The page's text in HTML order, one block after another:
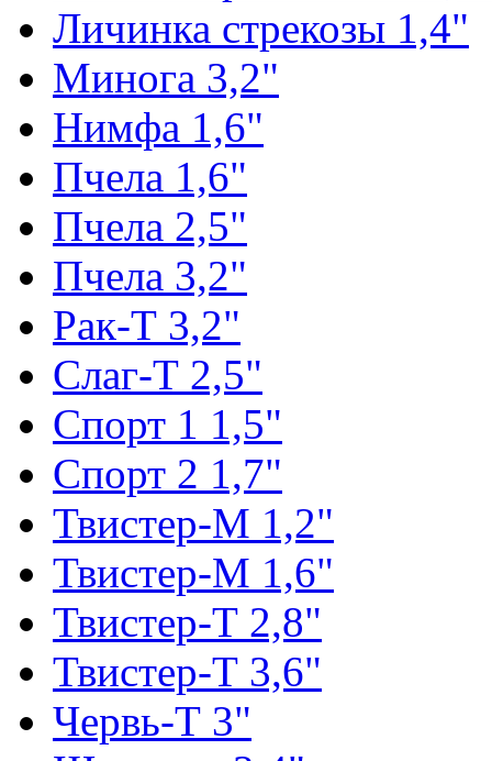
Личинка стрекозы 1,4"
Минога 3,2"
Нимфа 1,6"
Пчела 1,6"
Пчела 2,5"
Пчела 3,2"
Рак-Т 3,2"
Слаг-Т 2,5"
Спорт 1 1,5"
Спорт 2 1,7"
Твистер-М 1,2"
Твистер-М 1,6"
Твистер-Т 2,8"
Твистер-Т 3,6"
Червь-Т 3"